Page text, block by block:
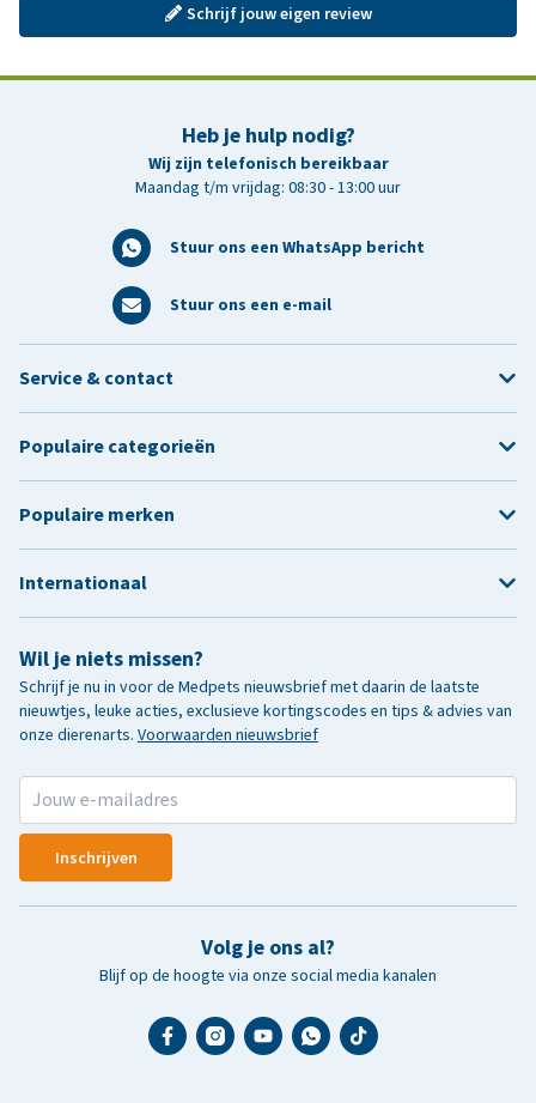
Schrijf jouw eigen review
Heb je hulp nodig?
Wij zijn telefonisch bereikbaar
Maandag t/m vrijdag: 08:30 - 13:00 uur
Stuur ons een WhatsApp bericht
Stuur ons een e-mail
Wil je niets missen?
Schrijf je nu in voor de Medpets nieuwsbrief met daarin de laatste
nieuwtjes, leuke acties, exclusieve kortingscodes en tips & advies van
onze dierenarts. Voorwaarden nieuwsbrief
Inschrijven
Volg je ons al?
Blijf op de hoogte via onze social media kanalen
Service & contact
Populaire categorieën
Populaire merken
Internationaal